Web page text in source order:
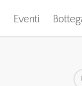
Eventi